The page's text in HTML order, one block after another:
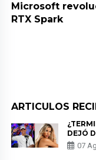
Microsoft
RTX Spark
ARTICULOS
DEJÓ
DE
07